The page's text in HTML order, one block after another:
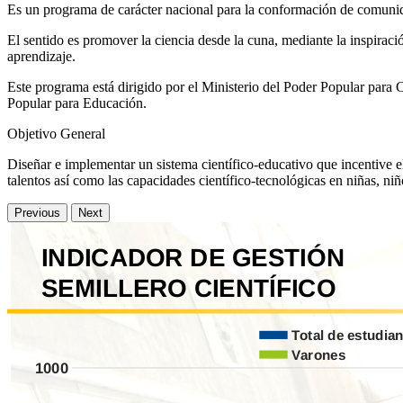
Es un programa de carácter nacional para la conformación de
El sentido es promover la ciencia desde la cuna, mediante la
aprendizaje.
Este programa está dirigido por el Ministerio del Poder Popular
Popular para Educación.
Objetivo General
Diseñar e implementar un sistema científico-educativo que incentive
talentos así como las capacidades científico-tecnológicas en niñas,
Previous Next